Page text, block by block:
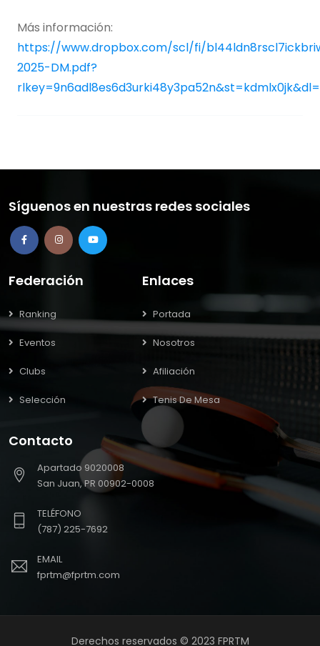
Más información:
https://www.dropbox.com/scl/fi/
2025-DM.pdf?
Síguenos en nuestras redes sociales
Federación
Ranking
Eventos
Clubs
Selección
Enlaces
Portada
Nosotros
Afiliación
Tenis De Mesa
Contacto
Apartado 9020008
San Juan, PR 00902-0008
TELÉFONO
(787) 225-7692
EMAIL
fprtm@fprtm.com
Derechos reservados © 2023 FPRTM